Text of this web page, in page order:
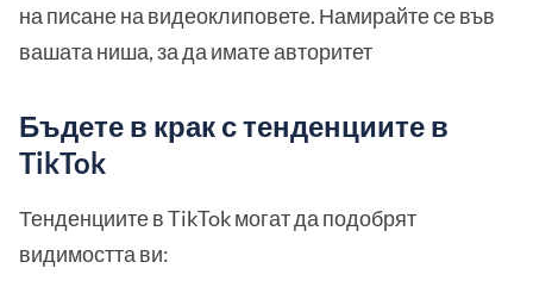
на писане на видеоклиповете. Намирайте се във
вашата ниша, за да имате авторитет
Бъдете в крак с тенденциите в
TikTok
Тенденциите в TikTok могат да подобрят
видимостта ви: